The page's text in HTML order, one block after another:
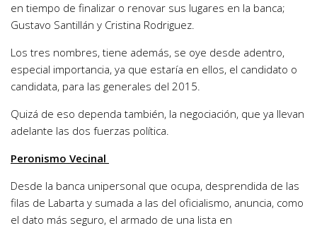
en tiempo de finalizar o renovar sus lugares en la banca;
Gustavo Santillán y Cristina Rodriguez.
Los tres nombres, tiene además, se oye desde adentro,
especial importancia, ya que estaría en ellos, el candidato o
candidata, para las generales del 2015.
Quizá de eso dependa también, la negociación, que ya llevan
adelante las dos fuerzas política.
Peronismo Vecinal
Desde la banca unipersonal que ocupa, desprendida de las
filas de Labarta y sumada a las del oficialismo, anuncia, como
el dato más seguro, el armado de una lista en